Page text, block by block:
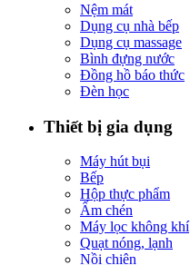
Nệm mát
Dụng cụ nhà bếp
Dụng cụ massage
Bình đựng nước
Đồng hồ báo thức
Đèn học
Thiết bị gia dụng
Máy hút bụi
Bếp
Hộp thực phẩm
Ấm chén
Máy lọc không khí
Quạt nóng, lạnh
Nồi chiên